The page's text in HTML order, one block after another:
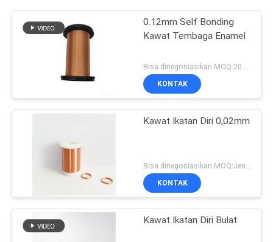
0.12mm Self Bonding
Kawat Tembaga Enamel
Bisa dinegosiasikan MOQ:20 Kilogram/Kilogram
KONTAK
Kawat Ikatan Diri 0,02mm
KONTAK
Kawat Ikatan Diri Bulat